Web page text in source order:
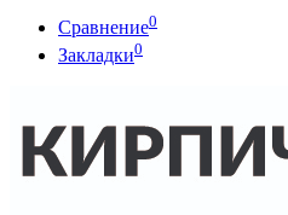
Сравнение0
Закладки0